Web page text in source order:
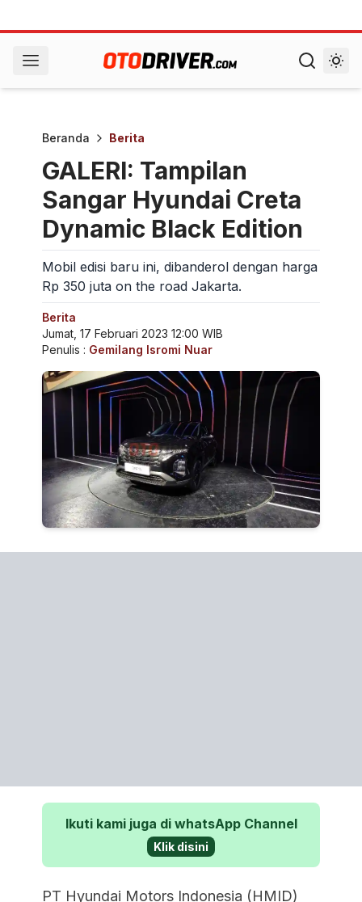
Beranda Berita
GALERI: Tampilan
Sangar Hyundai Creta
Dynamic Black Edition
Mobil edisi baru ini, dibanderol dengan harga
Rp 350 juta on the road Jakarta.
Berita
Jumat, 17 Februari 2023 12:00 WIB
Penulis : Gemilang Isromi Nuar
Ikuti kami juga di whatsApp Channel
Klik disini
PT Hyundai Motors Indonesia (HMID)